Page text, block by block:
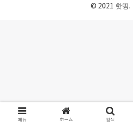
© 2021 핫띵.
메뉴 ホーム 검색